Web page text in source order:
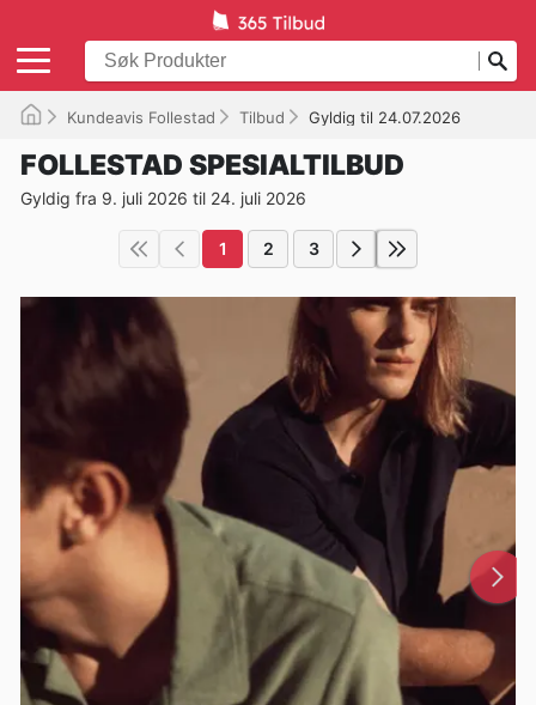
Kundeavis Follestad Tilbud Gyldig til 24.07.2026
FOLLESTAD SPESIALTILBUD
Gyldig fra 9. juli 2026 til 24. juli 2026
1 2 3